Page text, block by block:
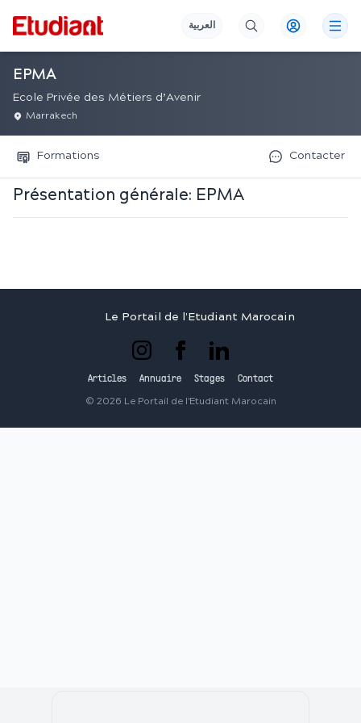
العربية
EPMA
Ecole Privée des Métiers d’Avenir
Marrakech
Formations Contacter
Présentation générale: EPMA
Le Portail de l'Etudiant Marocain
Articles Annuaire Stages Contact
© 2026 Le Portail de l'Etudiant Marocain